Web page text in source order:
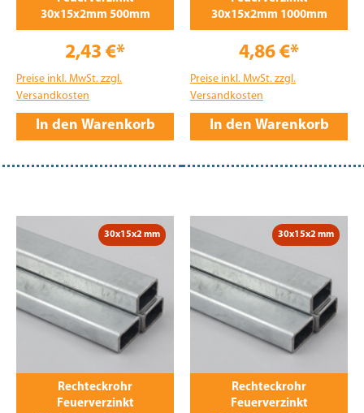
30x15x2mm 500mm
2,43 €*
Preise inkl. MwSt. zzgl.
Versandkosten
In den Warenkorb
30x15x2mm 1000mm
4,86 €*
Preise inkl. MwSt. zzgl.
Versandkosten
In den Warenkorb
30x15x2 mm
Rechteckrohr
Feuerverzinkt
30x15x2 mm
Rechteckrohr
Feuerverzinkt